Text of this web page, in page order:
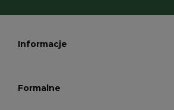
Informacje
Formalne